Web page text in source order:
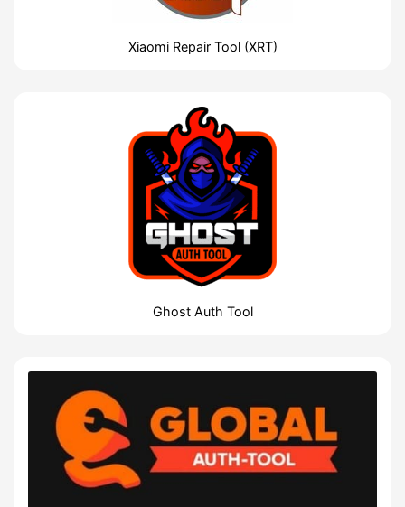
Xiaomi Repair Tool (XRT)
Ghost Auth Tool